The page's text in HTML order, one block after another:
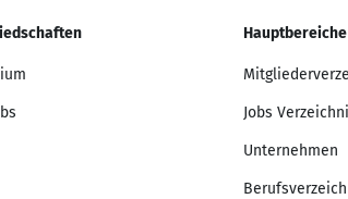
Hauptbereiche
Jobs
Unternehmen